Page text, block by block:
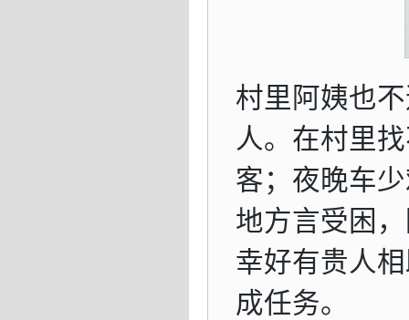
村里阿姨也
人。在村里
客；夜晚车
地方言受困
幸好有贵人
成任务。